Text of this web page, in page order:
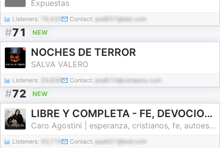
Expuestas
Listeners: 76,433 Contact: pod937@abc.com
#71 NEW
NOCHES DE TERROR
SALVA VALERO
Listeners: Contact: pod610@company.com
#72 NEW
LIBRE Y COMPLETA - FE, DEVOCIONAL, CRISTIANO, VISION, PROPOSITO, AUTOESTIMA, ESPERANZA, ANSIEDAD, AMOR
Caro Agostini | esperanza, cristianos, fe, autoestima, proposito, Mujeres cristianas, devocional
Listeners: Contact: pod451@test.com